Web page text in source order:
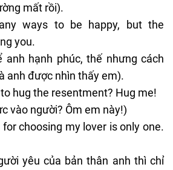
mất rồi).
ways to be happy, but the
you.
anh hạnh phúc, thế nhưng cách
anh được nhìn thấy em).
to hug the resentment? Hug me!
vào người? Ôm em này!)
choosing my lover is only one.
yêu của bản thân anh thì chỉ